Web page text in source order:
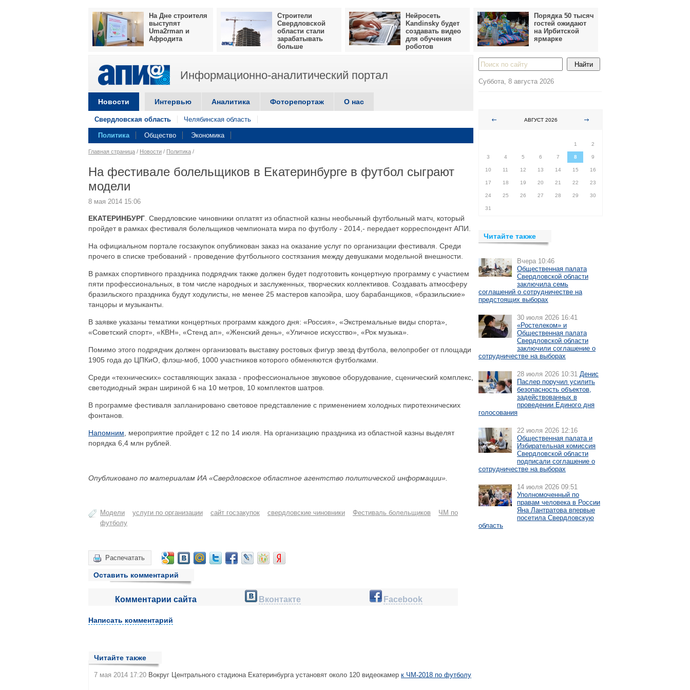
На Дне строителя
выступят
Uma2rman и
Афродита
Строители
Свердловской
области стали
зарабатывать
больше
Нейросеть
Kandinsky будет
создавать видео
для обучения
роботов
Порядка 50 тысяч
гостей ожидают
на Ирбитской
ярмарке
Информационно-аналитический портал
Новости Интервью Аналитика Фоторепортаж О нас
Свердловская область Челябинская область
Политика Общество Экономика
Главная страница / Новости / Политика /
На фестивале болельщиков в Екатеринбурге в футбол сыграют
модели
8 мая 2014 15:06
ЕКАТЕРИНБУРГ . Свердловские чиновники оплатят из областной казны необычный футбольный матч, который
пройдет в рамках фестиваля болельщиков чемпионата мира по футболу - 2014,- передает корреспондент АПИ.
На официальном портале госзакупок опубликован заказ на оказание услуг по организации фестиваля. Среди
прочего в списке требований - проведение футбольного состязания между девушками модельной внешности.
В рамках спортивного праздника подрядчик также должен будет подготовить концертную программу с участием
пяти профессиональных, в том числе народных и заслуженных, творческих коллективов. Создавать атмосферу
бразильского праздника будут ходулисты, не менее 25 мастеров капоэйра, шоу барабанщиков, «бразильские»
танцоры и музыканты.
В заявке указаны тематики концертных программ каждого дня: «Россия», «Экстремальные виды спорта»,
«Советский спорт», «КВН», «Стенд ап», «Женский день», «Уличное искусство», «Рок музыка».
Помимо этого подрядчик должен организовать выставку ростовых фигур звезд футбола, велопробег от площади
1905 года до ЦПКиО, флэш-моб, 1000 участников которого обменяются футболками.
Среди «технических» составляющих заказа - профессиональное звуковое оборудование, сценический комплекс,
светодиодный экран шириной 6 на 10 метров, 10 комплектов шатров.
В программе фестиваля запланировано световое представление с применением холодных пиротехнических
фонтанов.
Напомним , мероприятие пройдет с 12 по 14 июля. На организацию праздника из областной казны выделят
порядка 6,4 млн рублей.
Опубликовано по материалам ИА «Свердловское областное агентство политической информации».
Модели услуги по организации сайт госзакупок свердловские чиновники Фестиваль болельщиков
ЧМ по
футболу
Распечатать
Оставить комментарий
Комментарии сайта Вконтакте Facebook
Написать комментарий
Читайте также
7 мая 2014 17:20 Вокруг Центрального стадиона Екатеринбурга установят около 120 видеокамер к ЧМ-2018 по футболу
Суббота, 8 августа 2026
АВГУСТ 2026
1
2
3 4 5 6 7 8 9
10 11 12 13 14 15 16
17 18 19 20 21 22 23
24 25 26 27 28 29 30
31
Читайте также
Вчера 10:46
Общественная палата
Свердловской области
заключила семь
соглашений о сотрудничестве на
предстоящих выборах
30 июля 2026 16:41
«Ростелеком» и
Общественная палата
Свердловской области
заключили соглашение о
сотрудничестве на выборах
28 июля 2026 10:31 Денис
Паслер поручил усилить
безопасность объектов,
задействованных в
проведении Единого дня
голосования
22 июля 2026 12:16
Общественная палата и
Избирательная комиссия
Свердловской области
подписали соглашение о
сотрудничестве на выборах
14 июля 2026 09:51
Уполномоченный по
правам человека в России
Яна Лантратова впервые
посетила Свердловскую
область